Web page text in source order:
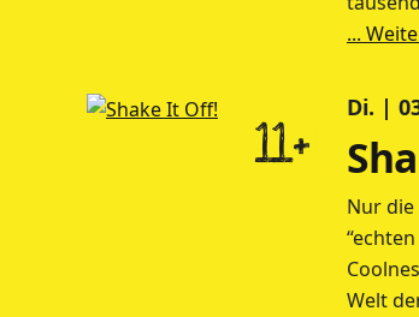
...
11+
Di. |
Nur
Welt